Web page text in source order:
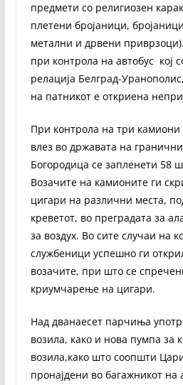
предмети со религиозен
плетени бројаници,
метални и дрвени
при контрола на автобус кој
релација Белград-
на патникот е откриена
При контрола на три
влез во државата на
Богородица се запленети 58
Возачите на камионите ги
цигари на различни места,
креветот, во преградата за
за воздух. Во сите случаи на
службеници успешно ги
возачите, при што се
криумчарење на цигари.
Над дванаесет парчиња
возила, како и нова пумпа за
возила,како што соопшти
пронајдени во багажникот на